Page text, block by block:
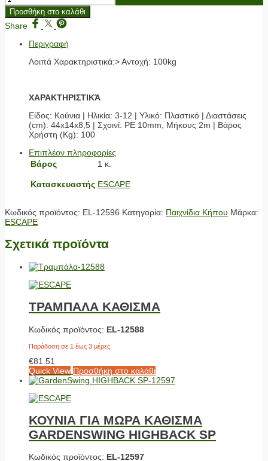
Προσθήκη στο καλάθι
Share
Περιγραφή
Λοιπά Χαρακτηριστικά:> Αντοχή: 100kg
ΧΑΡΑΚΤΗΡΙΣΤΙΚΆ
Είδος: Κούνια | Ηλικία: 3-12 | Υλικό: Πλαστικό | Διαστάσεις
(cm): 44x14x8,5 | Σχοινί: ΡΕ 10mm, Μήκους 2m | Βάρος
Χρήστη (Kg): 100
Επιπλέον πληροφορίες
Βάρος
1 κ.
Κατασκευαστής ESCAPE
Κωδικός προϊόντος: EL-12596 Κατηγορία: Παιχνίδια Κήπου Μάρκα:
ESCAPE
Σχετικά προϊόντα
ΤΡΑΜΠΑΛΑ ΚΑΘΙΣΜΑ
Κωδικός προϊόντος: EL-12588
Παράδοση σε 1 έως 3 μέρες
€81.51
Quick View Προσθήκη στο καλάθι
ΚΟΥΝΙΑ ΓΙΑ ΜΩΡΑ ΚΑΘΙΣΜΑ
GARDENSWING HIGHBACK SP
Κωδικός προϊόντος: EL-12597